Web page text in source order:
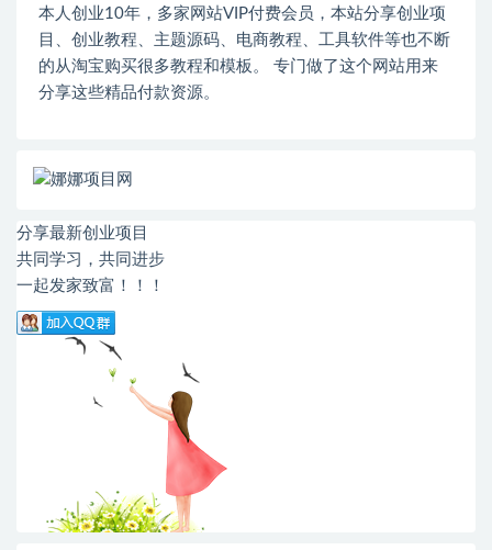
本人创业10年，多家网站VIP付费会员，本站分享创业项
目、创业教程、主题源码、电商教程、工具软件等也不断
的从淘宝购买很多教程和模板。 专门做了这个网站用来
分享这些精品付款资源。
分享最新创业项目
共同学习，共同进步
一起发家致富！！！